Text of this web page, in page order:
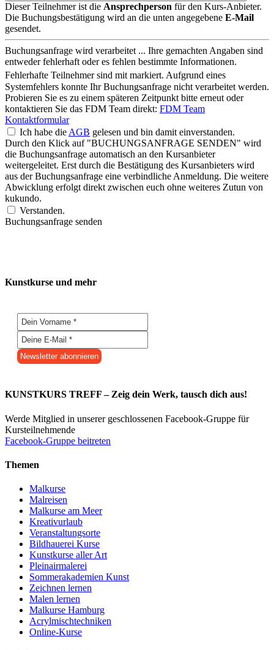
Dieser Teilnehmer ist die Ansprechperson für den Kurs-Anbieter.
Die Buchungsbestätigung wird an die unten angegebene E-Mail
gesendet.
Buchungsanfrage wird verarbeitet ... Ihre gemachten Angaben sind
entweder fehlerhaft oder es fehlen bestimmte Informationen.
Fehlerhafte Teilnehmer sind mit markiert. Aufgrund eines
Systemfehlers konnte Ihr Buchungsanfrage nicht verarbeitet werden.
Probieren Sie es zu einem späteren Zeitpunkt bitte erneut oder
kontaktieren Sie das FDM Team direkt: FDM Team
Kontaktformular
Ich habe die AGB gelesen und bin damit einverstanden.
Durch den Klick auf "BUCHUNGSANFRAGE SENDEN" wird
die Buchungsanfrage automatisch an den Kursanbieter
weitergeleitet. Erst durch die Bestätigung des Kursanbieters wird
aus der Buchungsanfrage eine verbindliche Anmeldung. Die weitere
Abwicklung erfolgt direkt zwischen euch ohne weiteres Zutun von
kukundo.
Verstanden.
Buchungsanfrage senden
Kunstkurse und mehr
KUNSTKURS TREFF – Zeig dein Werk, tausch dich aus!
Werde Mitglied in unserer geschlossenen Facebook-Gruppe für
Kursteilnehmende
Facebook-Gruppe beitreten
Themen
Malkurse
Malreisen
Malkurse am Meer
Kreativurlaub
Veranstaltungsorte
Bildhauerei Kurse
Kunstkurse aller Art
Pleinairmalerei
Sommerakademien Kunst
Zeichnen lernen
Malen lernen
Malkurse Hamburg
Acrylmischtechniken
Online-Kurse